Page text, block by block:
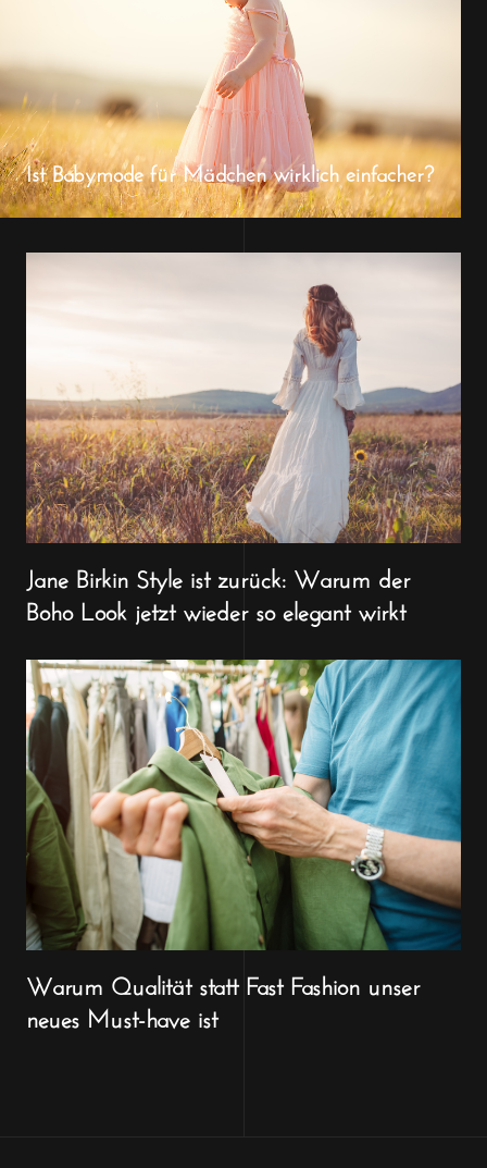
Ist Babymode für Mädchen wirklich einfacher?
Jane Birkin Style ist zurück: Warum der
Boho Look jetzt wieder so elegant wirkt
Warum Qualität statt Fast Fashion unser
neues Must-have ist